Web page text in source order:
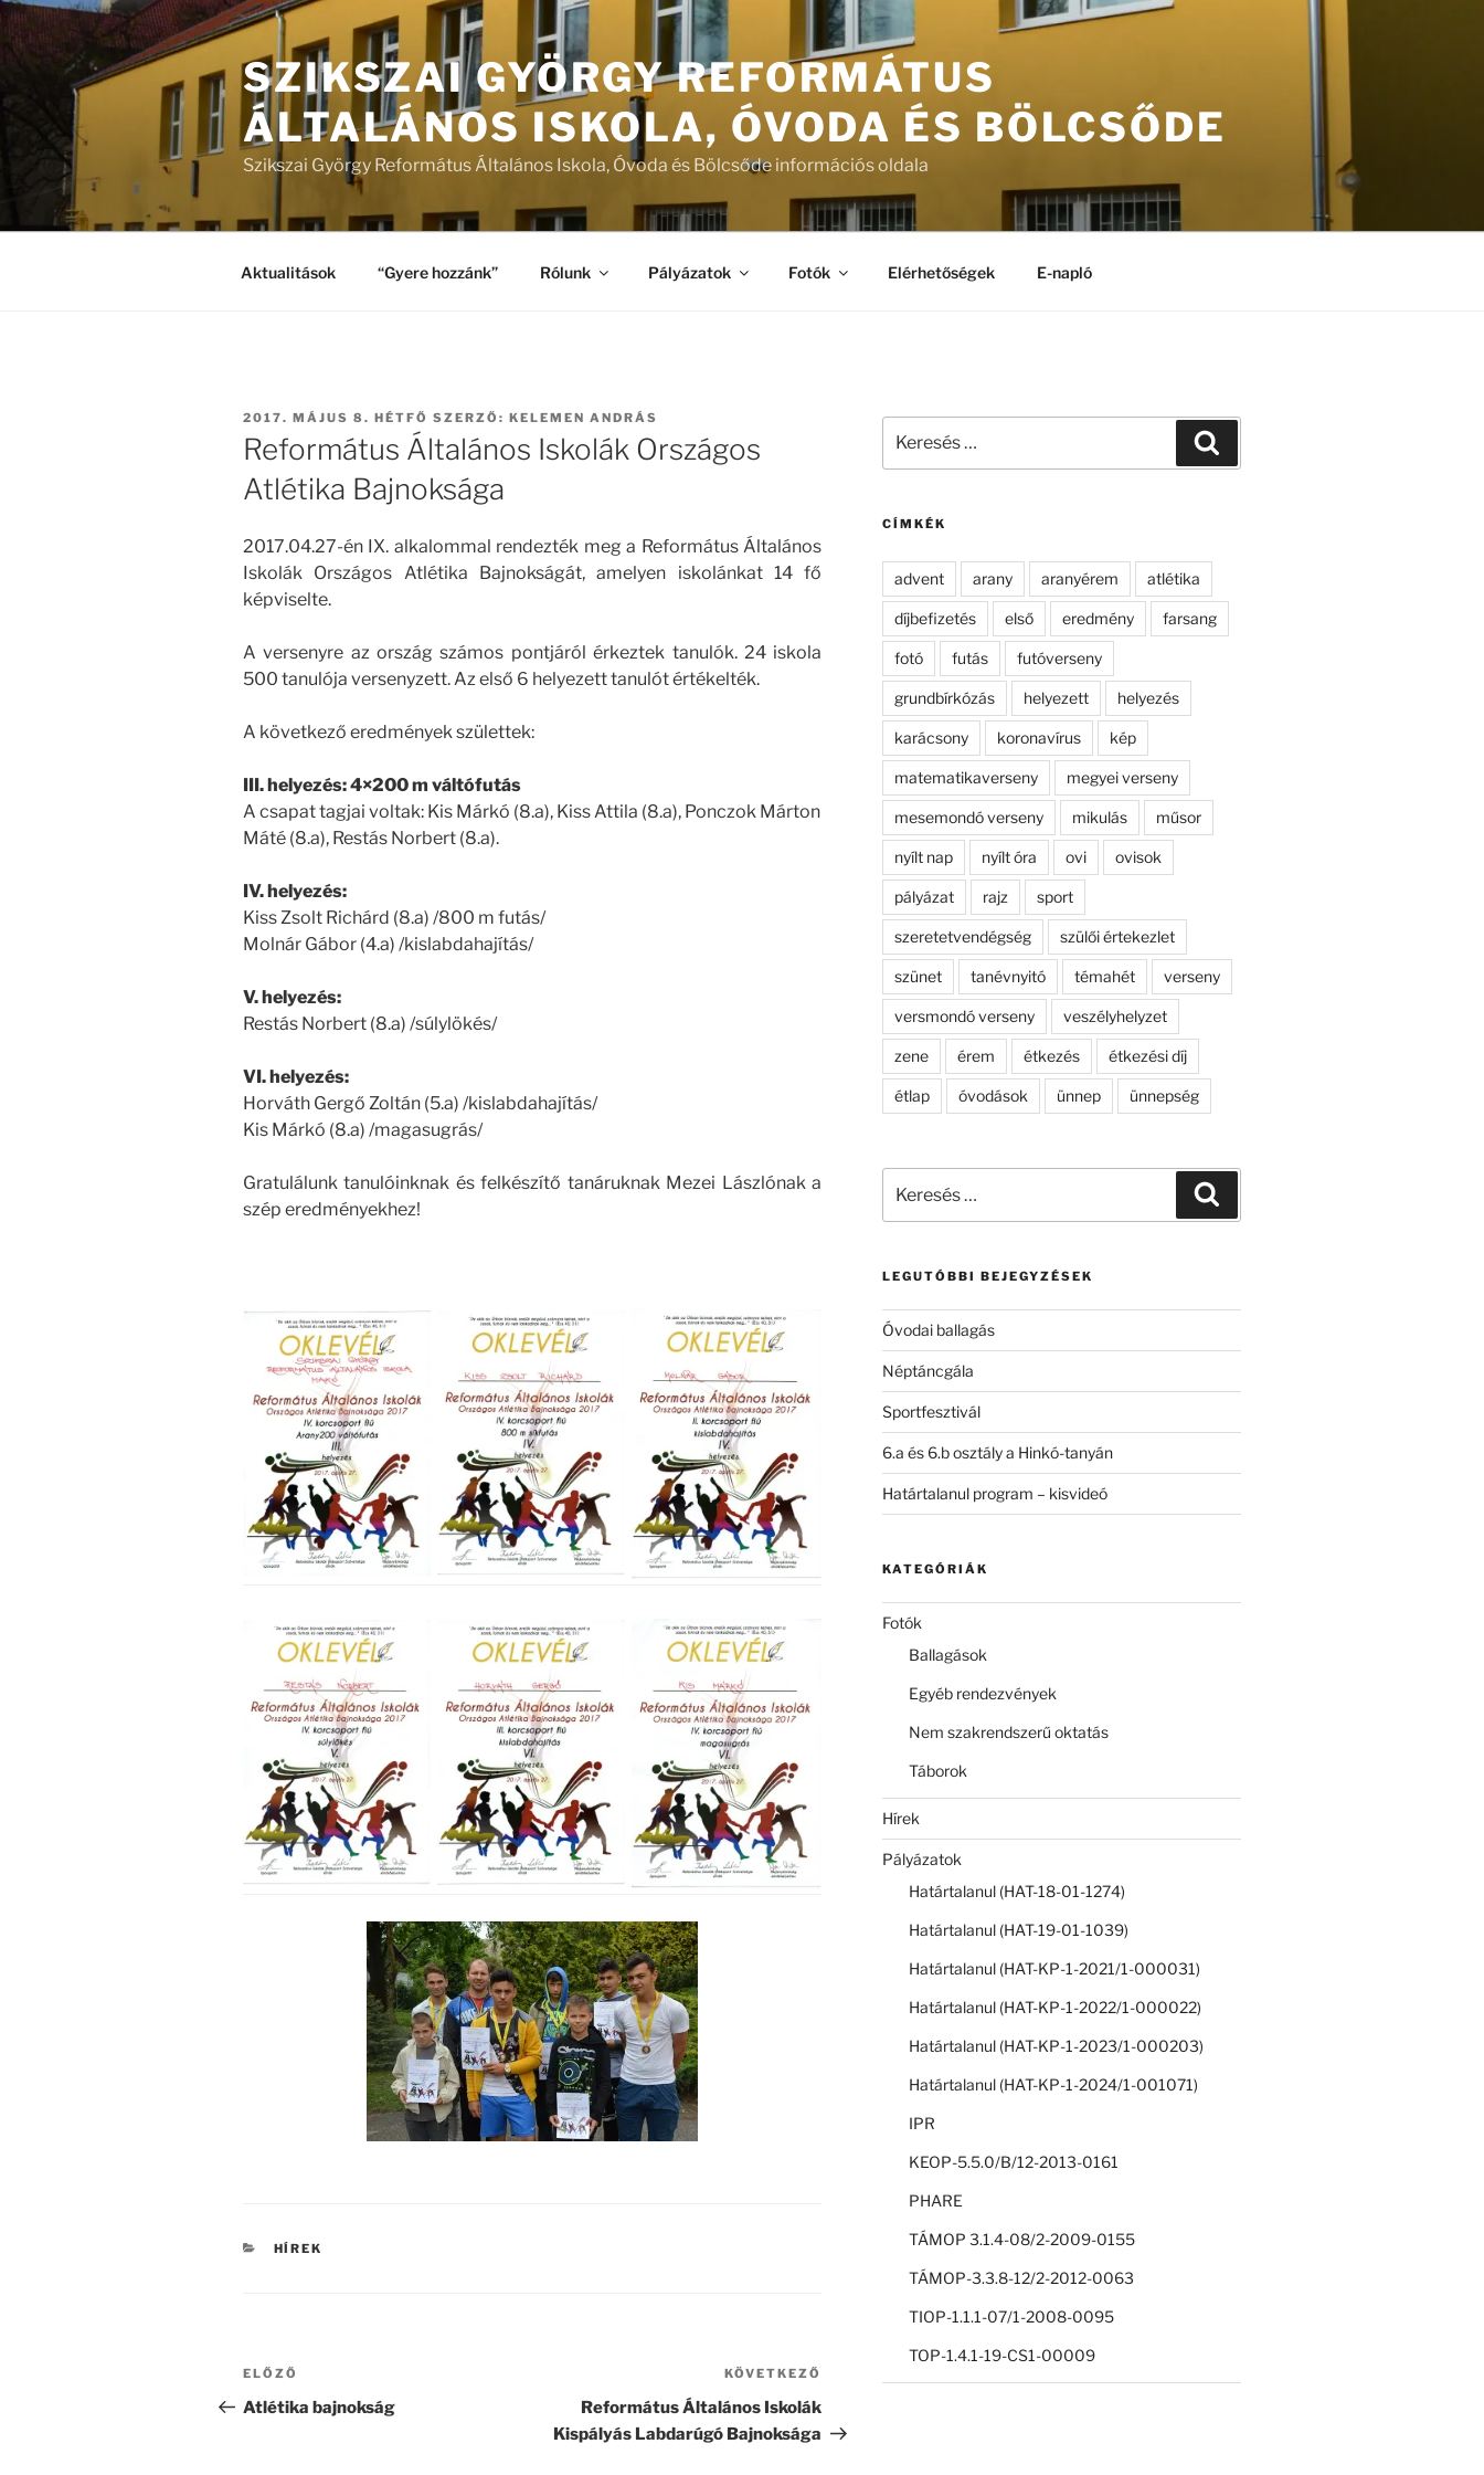
Tartalomhoz
SZIKSZAI GYÖRGY REFORMÁTUS
ÁLTALÁNOS ISKOLA, ÓVODA ÉS BÖLCSŐDE
Szikszai György Református Általános Iskola, Óvoda és Bölcsőde információs oldala
Aktualitások “Gyere hozzánk” Rólunk Pályázatok Fotók Elérhetőségek E-napló
BEKÜLDVE:
2017. MÁJUS 8. HÉTFŐ SZERZŐ: KELEMEN ANDRÁS
Református Általános Iskolák Országos
Atlétika Bajnoksága
2017.04.27-én IX. alkalommal rendezték meg a Református Általános
Iskolák Országos Atlétika Bajnokságát, amelyen iskolánkat 14 fő
képviselte.
A versenyre az ország számos pontjáról érkeztek tanulók. 24 iskola
500 tanulója versenyzett. Az első 6 helyezett tanulót értékelték.
A következő eredmények születtek:
III. helyezés: 4×200 m váltófutás
A csapat tagjai voltak: Kis Márkó (8.a), Kiss Attila (8.a), Ponczok Márton
Máté (8.a), Restás Norbert (8.a).
IV. helyezés:
Kiss Zsolt Richárd (8.a) /800 m futás/
Molnár Gábor (4.a) /kislabdahajítás/
V. helyezés:
Restás Norbert (8.a) /súlylökés/
VI. helyezés:
Horváth Gergő Zoltán (5.a) /kislabdahajítás/
Kis Márkó (8.a) /magasugrás/
Gratulálunk tanulóinknak és felkészítő tanáruknak Mezei Lászlónak a
szép eredményekhez!
KATEGÓRIÁK
HÍREK
Bejegyzés
navigáció
Korábbi
bejegyzés
ELŐZŐ
Atlétika bajnokság
bejegyzés
KÖVETKEZŐ
Református Általános Iskolák
Kispályás Labdarúgó Bajnoksága
következő
CÍMKÉK
advent arany aranyérem atlétika
díjbefizetés első eredmény farsang
fotó futás futóverseny
grundbírkózás helyezett helyezés
karácsony koronavírus kép
matematikaverseny megyei verseny
mesemondó verseny mikulás műsor
nyílt nap nyílt óra ovi ovisok
pályázat rajz sport
szeretetvendégség szülői értekezlet
szünet tanévnyitó témahét verseny
versmondó verseny veszélyhelyzet
zene érem étkezés étkezési díj
étlap óvodások ünnep ünnepség
következő
LEGUTÓBBI BEJEGYZÉSEK
Óvodai ballagás
Néptáncgála
Sportfesztivál
6.a és 6.b osztály a Hinkó-tanyán
Határtalanul program – kisvideó
KATEGÓRIÁK
Fotók
Ballagások
Egyéb rendezvények
Nem szakrendszerű oktatás
Táborok
Hírek
Pályázatok
Határtalanul (HAT-18-01-1274)
Határtalanul (HAT-19-01-1039)
Határtalanul (HAT-KP-1-2021/1-000031)
Határtalanul (HAT-KP-1-2022/1-000022)
Határtalanul (HAT-KP-1-2023/1-000203)
Határtalanul (HAT-KP-1-2024/1-001071)
IPR
KEOP-5.5.0/B/12-2013-0161
PHARE
TÁMOP 3.1.4-08/2-2009-0155
TÁMOP-3.3.8-12/2-2012-0063
TIOP-1.1.1-07/1-2008-0095
TOP-1.4.1-19-CS1-00009